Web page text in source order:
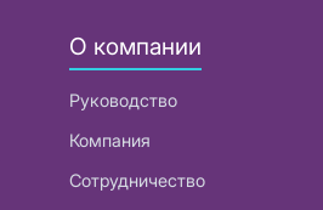
О компании
Руководство
Компания
Сотрудничество